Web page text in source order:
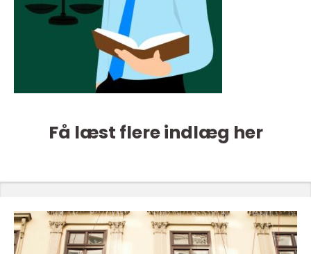
Få læst flere indlæg her